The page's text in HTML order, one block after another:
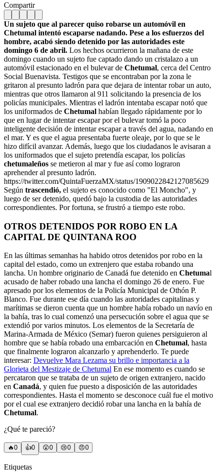
Compartir
Un sujeto que al parecer quiso robarse un automóvil en
Chetumal intentó escaparse nadando. Pese a los esfuerzos del
hombre, acabó siendo detenido por las autoridades este
domingo 6 de abril. Los hechos ocurrieron la mañana de este
domingo cuando un sujeto fue captado dando un cristalazo a un
automóvil estacionado en el bulevar de Chetumal, cerca del Centro
Social Buenavista. Testigos que se encontraban por la zona le
gritaron al presunto ladrón para que dejara de intentar robar un auto,
mientras que otros llamaron al 911 solicitando la presencia de los
policías municipales. Mientras el ladrón intentaba escapar notó que
los uniformados de Chetumal habían llegado rápidamente por lo
que en lugar de intentar escapar por el bulevar tomó la poco
inteligente decisión de intentar escapar a través del agua, nadando en
el mar. Y es que el agua presentaba fuerte oleaje, por lo que se le
hizo difícil avanzar. Además, luego que los ciudadanos le avisaran a
los uniformados que el sujeto pretendía escapar, los policías
chetumaleños se metieron al mar y fue así como lograron
aprehender al presunto ladrón.
https://twitter.com/QuintaFuerzaMX/status/1909022842127085629
Según trascendió, el sujeto es conocido como "El Moncho", y
luego de ser detenido, quedó bajo la custodia de las autoridades
correspondientes. Por fortuna, se frustró a tiempo este robo.
OTROS DETENIDOS POR ROBO EN LA
CAPITAL DE QUINTANA ROO
En las últimas semanhas ha habido otros detenidos por robo en la
capital del estado, como un extrenjero que estaba robando una
lancha. Un hombre originario de Canadá fue detenido en Chetumal
acusado de haber robado una lancha el domingo 26 de enero. Fue
apresado por los elementos de la Policía Municipal de Othón P.
Blanco. Fue durante ese día cuando las autoridades capitalinas y
marítimas se dieron cuenta que un hombre había robado un navío en
la bahía, tras lo cual comenzó una persecución sobre el agua que se
extendió por varios minutos. Los elementos de la Secretaría de
Marina-Armada de México (Semar) fueron quienes persiguieron al
hombre que se había robado una embarcación en Chetumal, hasta
que finalmente lograron alcanzarlo y aprehenderlo. Te puede
interesar: Devuelve Mara Lezama su brillo e importancia a la
Glorieta del Mestizaje de Chetumal En ese momento es cuando se
percataron que se trataba de un sujeto de origen extranjero, nacido
en Canadá, y quien fue puesto a disposición de las autoridades
correspondientes. Hasta el momento se desconoce cuál fue el motivo
por el cual ese extranjero decidió robar una lancha en la bahía de
Chetumal.
¿Qué te pareció?
🔥0 👍0 😲0 😢0 😠0
Etiquetas